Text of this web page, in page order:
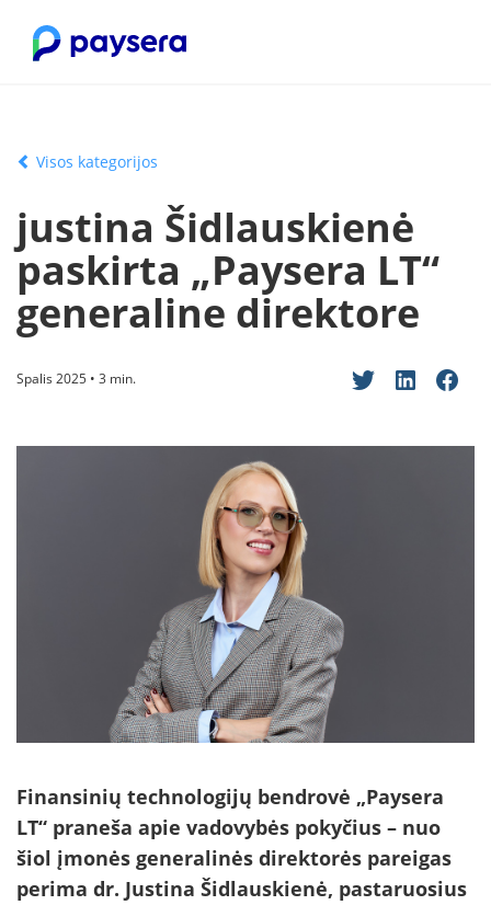
Visos kategorijos
justina Šidlauskienė
paskirta „Paysera LT“
generaline direktore
Spalis 2025 • 3 min.
Finansinių technologijų bendrovė „Paysera
LT“ praneša apie vadovybės pokyčius – nuo
šiol įmonės generalinės direktorės pareigas
perima dr. Justina Šidlauskienė, pastaruosius